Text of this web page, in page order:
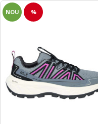
NOU %